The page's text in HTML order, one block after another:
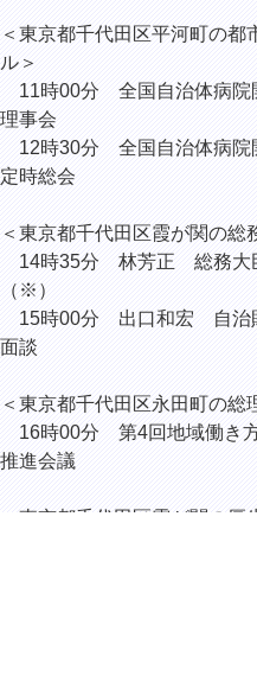
＜東京都千代田区平河町の都
ル＞
11時00分 全国自治体病院
理事会
12時30分 全国自治体病院
定時総会
＜東京都千代田区霞が関の総
14時35分 林芳正 総務大
（※）
15時00分 出口和宏 自治
面談
＜東京都千代田区永田町の総
16時00分 第4回地域働き
推進会議
＜東京都千代田区霞が関の厚